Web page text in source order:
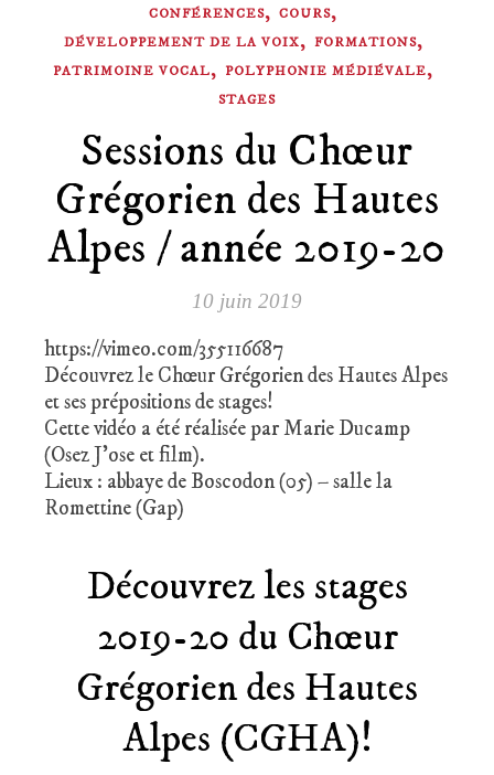
CONFÉRENCES, COURS,
DÉVELOPPEMENT DE LA VOIX, FORMATIONS,
PATRIMOINE VOCAL, POLYPHONIE MÉDIÉVALE,
STAGES
Sessions du Chœur
Grégorien des Hautes
Alpes / année 2019-20
10 juin 2019
https://vimeo.com/355116687
Découvrez le Chœur Grégorien des Hautes Alpes
et ses prépositions de stages!
Cette vidéo a été réalisée par Marie Ducamp
(Osez J’ose et film).
Lieux : abbaye de Boscodon (05) – salle la
Romettine (Gap)
Découvrez les stages
2019-20 du Chœur
Grégorien des Hautes
Alpes (CGHA)!